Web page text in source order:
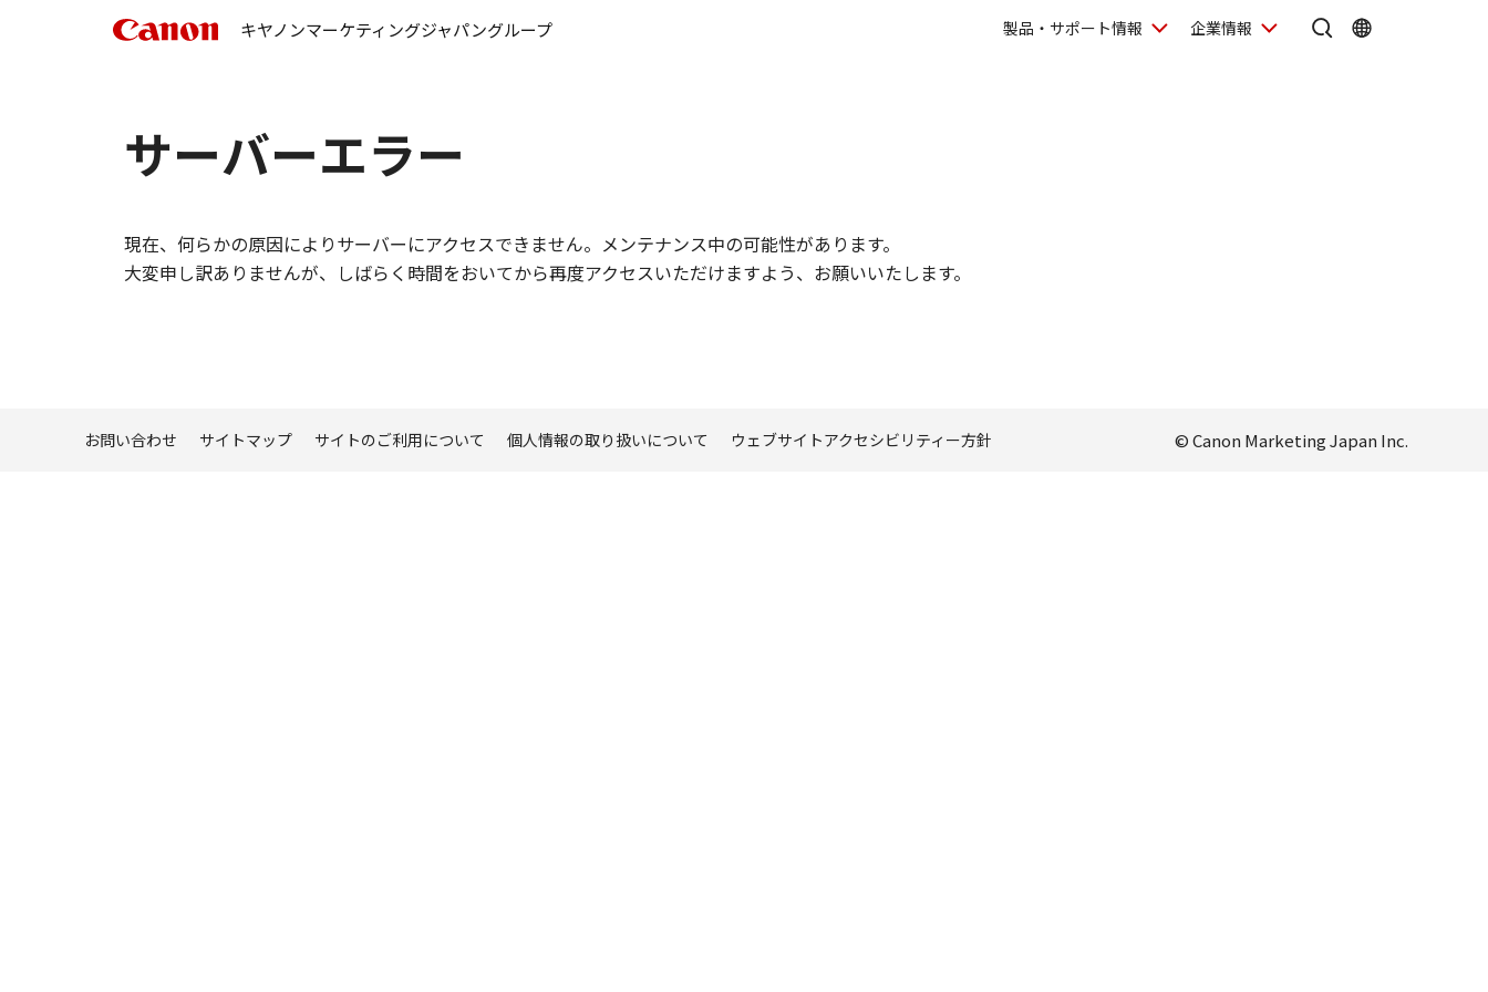
キヤノンマーケティングジャパングループ 製品・サポート情報 企業情報
サーバーエラー
現在、何らかの原因によりサーバーにアクセスできません。メンテナンス中の可能性があります。
大変申し訳ありませんが、しばらく時間をおいてから再度アクセスいただけますよう、お願いいたします。
お問い合わせ サイトマップ サイトのご利用について 個人情報の取り扱いについて ウェブサイトアクセシビリティー方針 © Canon Marketing Japan Inc.